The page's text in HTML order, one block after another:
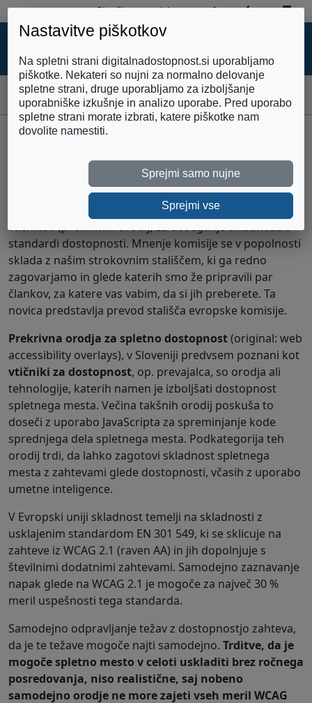
Nastavitve piškotkov
Na spletni strani digitalnadostopnost.si uporabljamo
piškotke. Nekateri so nujni za normalno delovanje
spletne strani, druge uporabljamo za izboljšanje
uporabniške izkušnje in analizo uporabe. Pred uporabo
spletne strani morate izbrati, katere piškotke nam
dovolite namestiti.
Sprejmi samo nujne
Sprejmi vse
Skoči na vsebino Zemljevid strani
Preklopi
DIGITALNA
DOSTOPNOST
Domov Evropska komisija uradno: vtičniki niso rešitev!
Evropska komisija uradno:
vtičniki niso rešitev!
Evropska komisija je objavila mnenje glede uporabe
vtičnikov (prekrivnih orodij) za doseganje skladnosti s
standardi dostopnosti. Mnenje komisije se v popolnosti
sklada z našim strokovnim stališčem, ki ga redno
zagovarjamo in glede katerih smo že pripravili par
člankov, za katere vas vabim, da si jih preberete. Ta
novica predstavlja prevod stališča evropske komisije.
Prekrivna orodja za spletno dostopnost(original: web
accessibility overlays), v Sloveniji predvsem poznani kot
vtičniki za dostopnost, op. prevajalca, so orodja ali
tehnologije, katerih namen je izboljšati dostopnost
spletnega mesta. Večina takšnih orodij poskuša to
doseči z uporabo JavaScripta za spreminjanje kode
sprednjega dela spletnega mesta. Podkategorija teh
orodij trdi, da lahko zagotovi skladnost spletnega
mesta z zahtevami glede dostopnosti, včasih z uporabo
umetne inteligence.
V Evropski uniji skladnost temelji na skladnosti z
usklajenim standardom EN 301 549, ki se sklicuje na
zahteve iz WCAG 2.1 (raven AA) in jih dopolnjuje s
številnimi dodatnimi zahtevami. Samodejno zaznavanje
napak glede na WCAG 2.1 je mogoče za največ 30 %
meril uspešnosti tega standarda.
Samodejno odpravljanje težav z dostopnostjo zahteva,
da je te težave mogoče najti samodejno. Trditve, da je
mogoče spletno mesto v celoti uskladiti brez ročnega
posredovanja, niso realistične, saj nobeno
samodejno orodje ne more zajeti vseh meril WCAG